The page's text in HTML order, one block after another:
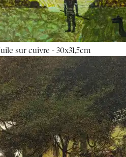
sur cuivre - 30x31,5cm